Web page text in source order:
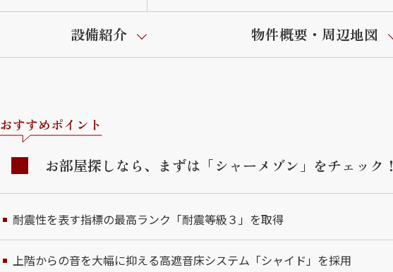
設備紹介 物件概要・周辺地図
おすすめポイント
お部屋探しなら、まずは「シャーメゾン」をチェック！
耐震性を表す指標の最高ランク「耐震等級３」を取得
上階からの音を大幅に抑える高遮音床システム「シャイド」を採用